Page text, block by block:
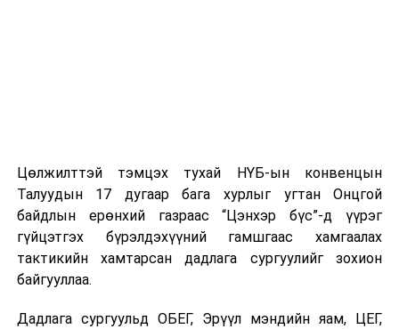
Цөлжилттэй тэмцэх тухай НҮБ-ын конвенцын
Талуудын 17 дугаар бага хурлыг угтан Онцгой
байдлын ерөнхий газраас “Цэнхэр бүс”-д үүрэг
гүйцэтгэх бүрэлдэхүүний гамшгаас хамгаалах
тактикийн хамтарсан дадлага сургуулийг зохион
байгууллаа.
Дадлага сургуульд ОБЕГ, Эрүүл мэндийн яам, ЦЕГ,